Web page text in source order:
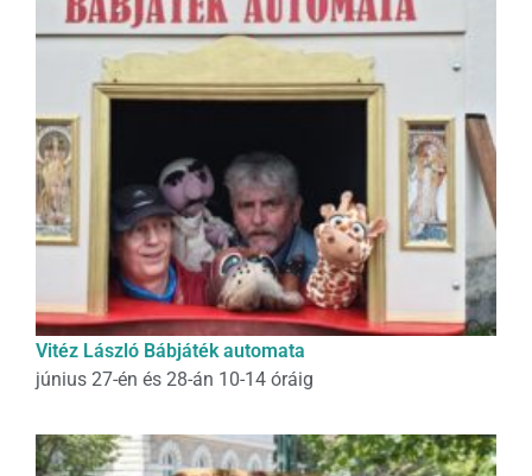
Vitéz László Bábjáték automata
június 27-én és 28-án 10-14 óráig